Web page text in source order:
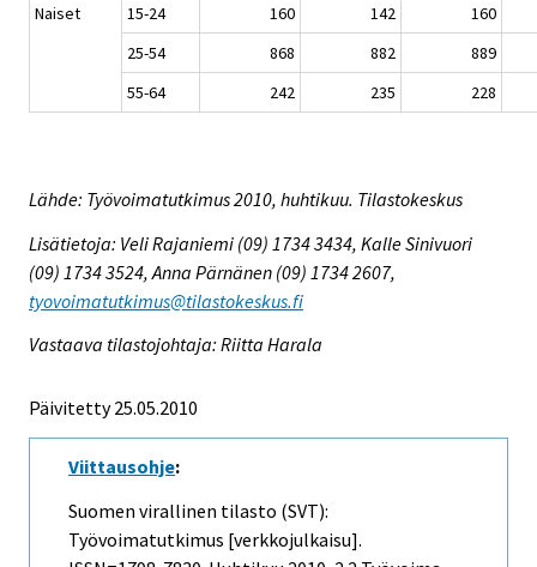
Naiset
15-24
160 142
160
25-54
868 882
889
55-64
242 235 228
Lähde: Työvoimatutkimus 2010, huhtikuu. Tilastokeskus
Lisätietoja: Veli Rajaniemi (09) 1734 3434, Kalle Sinivuori
(09) 1734 3524, Anna Pärnänen (09) 1734 2607,
tyovoimatutkimus@tilastokeskus.fi
Vastaava tilastojohtaja: Riitta Harala
Päivitetty 25.05.2010
Viittausohje:
Suomen virallinen tilasto (SVT):
Työvoimatutkimus [verkkojulkaisu].